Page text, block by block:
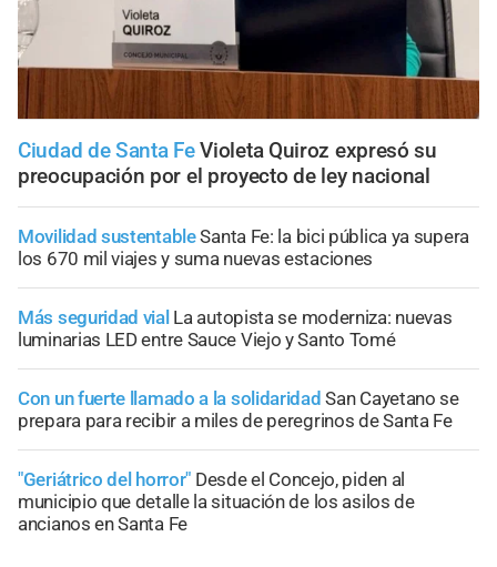
Ciudad de Santa Fe Violeta Quiroz expresó su
preocupación por el proyecto de ley nacional
Movilidad sustentableSanta Fe: la bici pública ya supera
los 670 mil viajes y suma nuevas estaciones
Más seguridad vial La autopista se moderniza: nuevas
luminarias LED entre Sauce Viejo y Santo Tomé
Con un fuerte llamado a la solidaridad San Cayetano se
prepara para recibir a miles de peregrinos de Santa Fe
"Geriátrico del horror" Desde el Concejo, piden al
municipio que detalle la situación de los asilos de
ancianos en Santa Fe